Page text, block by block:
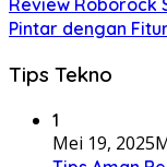
Review Roborock
Pintar dengan
Tips Tekno
1
Mei 19, 2025